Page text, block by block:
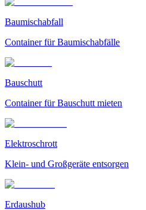
Baumischabfall
Container für Baumischabfälle
Bauschutt
Container für Bauschutt mieten
Elektroschrott
Klein- und Großgeräte entsorgen
Erdaushub